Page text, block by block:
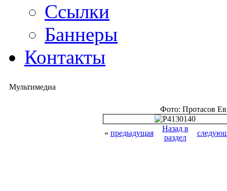
Ссылки
Баннеры
Контакты
Мультимедиа
Фото: Протасов
« предыдущая
Назад в
раздел